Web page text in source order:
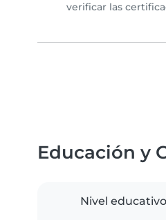
verificar las
Educación y
Nivel educativo